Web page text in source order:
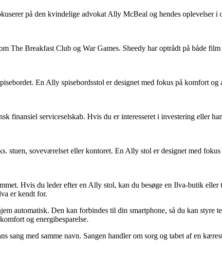
på den kvindelige advokat Ally McBeal og hendes oplevelser i
The Breakfast Club og War Games. Sheedy har optrådt på både
En Ally spisebordsstol er designet med fokus på komfort
finansiel serviceselskab. Hvis du er interesseret i investering eller
stuen, soveværelset eller kontoret. En Ally stol er designet med
Hvis du leder efter en Ally stol, kan du besøge en Ilva-butik
er kendt for.
automatisk. Den kan forbindes til din smartphone, så du kan styre
og energibesparelse.
med samme navn. Sangen handler om sorg og tabet af en